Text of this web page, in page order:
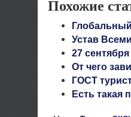
Похожие
Устав
27
От чего
ГОСТ
Есть такая